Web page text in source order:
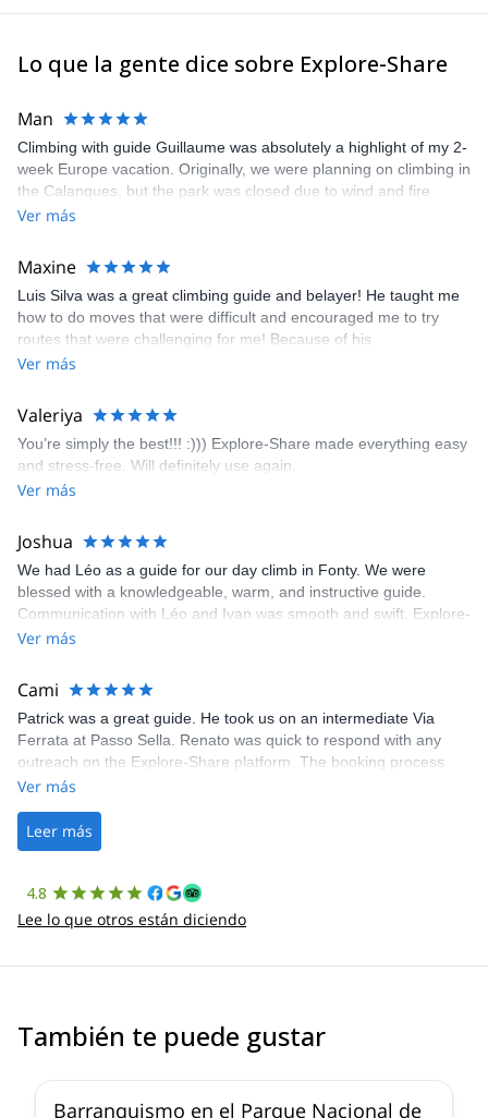
Lo que la gente dice sobre Explore-Share
Man
Climbing with guide Guillaume was absolutely a highlight of my 2-
week Europe vacation. Originally, we were planning on climbing in
the Calanques, but the park was closed due to wind and fire
danger. Guillaume chose another amazing location (Pic de
kindly offered train station pick-up and hotel drop off, which I
appreciated very much. The multi-pitch route we did was not only
fun but also the right amount of challenge, which I thoroughly
enjoyed. The communication from the team (Gauthier) was
prompt and clear—highly recommend!
Ver más
Maxine
Luis Silva was a great climbing guide and belayer! He taught me
how to do moves that were difficult and encouraged me to try
routes that were challenging for me! Because of his
encouragement, I managed to complete these routes! I really
area. The weather was perfect, no direct sun and cool enough to
enjoy the climbs. Explore-Share made booking an outdoor
climbing experience in Lisbon extremely easy. Luis, our guide,
was fantastic, and the platform’s organization was flawless.
Ver más
Valeriya
You’re simply the best!!! :))) Explore-Share made everything easy
and stress-free. Will definitely use again.
Ver más
Joshua
We had Léo as a guide for our day climb in Fonty. We were
blessed with a knowledgeable, warm, and instructive guide.
Communication with Léo and Ivan was smooth and swift. Explore-
Share was excellent in arranging everything for our day climb.
making our adventure stress-free.
Ver más
Cami
Patrick was a great guide. He took us on an intermediate Via
Ferrata at Passo Sella. Renato was quick to respond with any
outreach on the Explore-Share platform. The booking process
was straightforward, and once Patrick was confirmed, all went
the platform.
Ver más
Leer más
4.8
Lee lo que otros están diciendo
También te puede gustar
Barranquismo en el Parque Nacional de